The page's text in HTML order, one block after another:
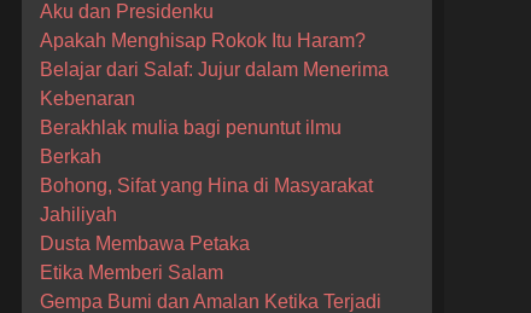
Aku dan Presidenku
Apakah Menghisap Rokok Itu Haram?
Belajar dari Salaf: Jujur dalam Menerima
Kebenaran
Berakhlak mulia bagi penuntut ilmu
Berkah
Bohong, Sifat yang Hina di Masyarakat
Jahiliyah
Dusta Membawa Petaka
Etika Memberi Salam
Gempa Bumi dan Amalan Ketika Terjadi